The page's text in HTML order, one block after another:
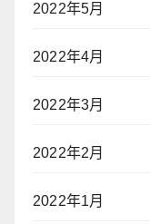
2022年5月
2022年4月
2022年3月
2022年2月
2022年1月